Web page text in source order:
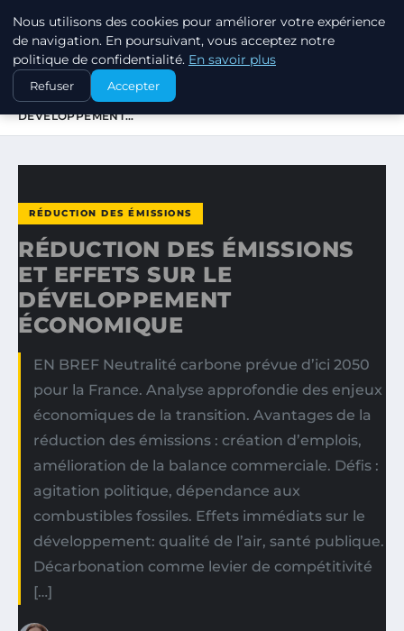
EXXON CLIMATE FOOTPRINT
ACCUEIL
RÉDUCTION DES ÉMISSIONS
RÉDUCTION DES ÉMISSIONS ET EFFETS SUR LE
DÉVELOPPEMENT…
RÉDUCTION DES ÉMISSIONS
RÉDUCTION DES ÉMISSIONS
ET EFFETS SUR LE
DÉVELOPPEMENT
ÉCONOMIQUE
EN BREF Neutralité carbone prévue d’ici 2050
pour la France. Analyse approfondie des enjeux
économiques de la transition. Avantages de la
réduction des émissions : création d’emplois,
amélioration de la balance commerciale. Défis :
agitation politique, dépendance aux
combustibles fossiles. Effets immédiats sur le
développement: qualité de l’air, santé publique.
Décarbonation comme levier de compétitivité
[…]
Nous utilisons des cookies pour améliorer votre expérience
de navigation. En poursuivant, vous acceptez notre
politique de confidentialité. En savoir plus
Refuser Accepter